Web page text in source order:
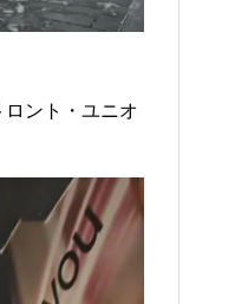
ント・ユニオ